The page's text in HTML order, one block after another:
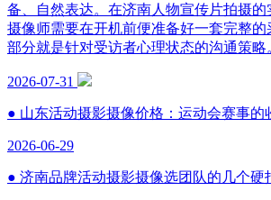
备、自然表达。在济南人物宣传片拍摄
摄像师需要在开机前便准备好一套完整
部分就是针对受访者心理状态的沟通策略
2026-07-31
● 山东活动摄影摄像价格：运动会赛事的
2026-06-29
● 济南品牌活动摄影摄像选团队的几个硬